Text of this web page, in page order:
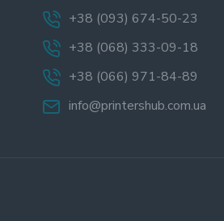
+38 (093) 674-50-23
+38 (068) 333-09-18
+38 (066) 971-84-89
info@printershub.com.ua